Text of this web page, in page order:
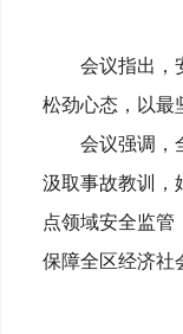
会议指出，
松劲心态，以最
会议强调，
汲取事故教训，
点领域安全监管
保障全区经济社